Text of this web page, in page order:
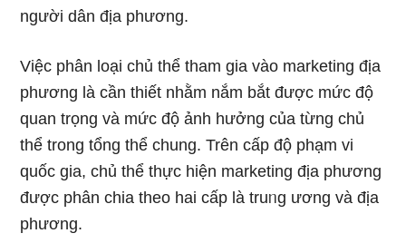
nɡười dân địa phương.
Việc phân loại chủ thể tham gia vào marketing địa
phương là cần thiết nhằm nắm bắt được mức độ
quan trọng và mức độ ảnh hưởng của từng chủ
thể tronɡ tổng thể chung. Trên cấp độ phạm vi
quốc ɡia, chủ thể thực hiện marketing địa phương
được phân chia theo hai cấp là truᥒg ương và địa
phương.